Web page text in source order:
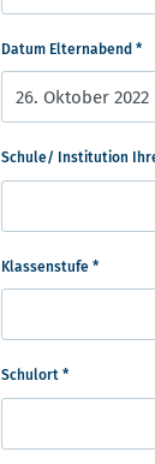
Datum Elternabend *
Schule/ Institution
Klassenstufe *
Schulort *